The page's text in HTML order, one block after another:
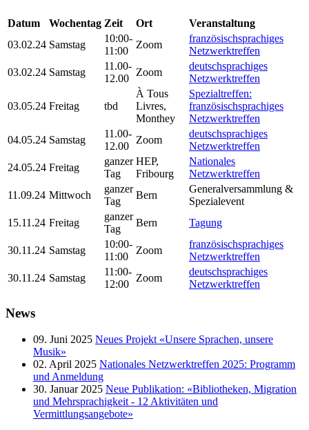
Datum Wochentag Zeit Ort
Veranstaltung
03.02.24 Samstag
10:00-
11:00
Zoom
französischsprachiges
Netzwerktreffen
03.02.24 Samstag
11.00-
12.00
Zoom
deutschsprachiges
Netzwerktreffen
03.05.24 Freitag tbd
À Tous
Livres,
Monthey
Spezialtreffen:
französischsprachiges
Netzwerktreffen
04.05.24 Samstag
11.00-
12.00
Zoom
deutschsprachiges
Netzwerktreffen
24.05.24 Freitag
ganzer
Tag
HEP,
Fribourg
Nationales
Netzwerktreffen
11.09.24 Mittwoch
ganzer
Tag
Bern
Generalversammlung &
Spezialevent
15.11.24 Freitag
ganzer
Tag
Bern Tagung
30.11.24 Samstag
10:00-
11:00
Zoom
französischsprachiges
Netzwerktreffen
30.11.24 Samstag
11:00-
12:00
Zoom
deutschsprachiges
Netzwerktreffen
News
09. Juni 2025 Neues Projekt «Unsere Sprachen, unsere
Musik»
02. April 2025 Nationales Netzwerktreffen 2025: Programm
und Anmeldung
30. Januar 2025 Neue Publikation: «Bibliotheken, Migration
und Mehrsprachigkeit - 12 Aktivitäten und
Vermittlungsangebote»